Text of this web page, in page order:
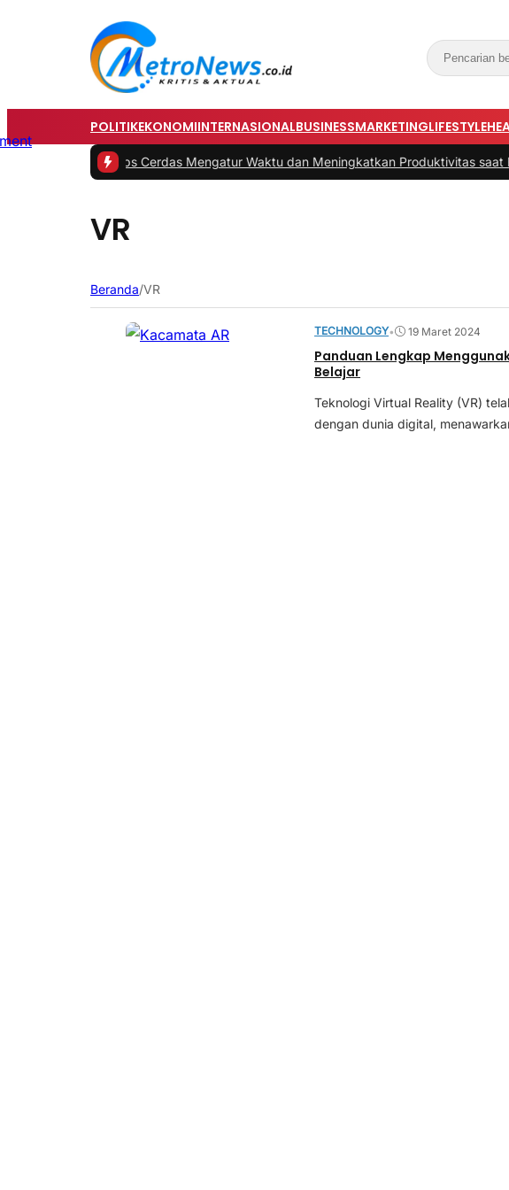
POLITIKEKONOMIINTERNASIONALBUSINESSMARKETINGLIFESTYLE
#1 - Tips Cerdas Mengatur Waktu dan Meningkatkan Produktivitas saat
VR
Beranda/VR
TECHNOLOGY• 19 Maret 2024
Panduan Lengkap
Belajar
Teknologi Virtual Reality (VR)
dengan dunia digital,